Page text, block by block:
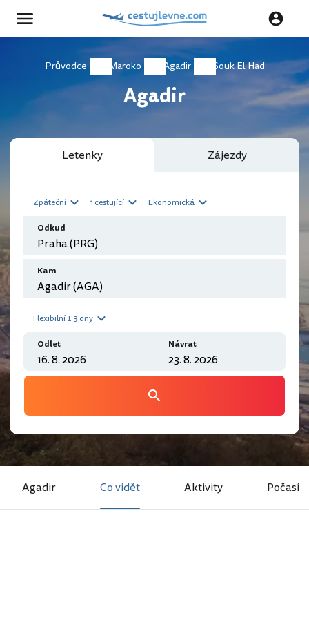
Průvodce Maroko Agadir Souk El Had
Agadir
Letenky Zájezdy
Zpáteční 1 cestující Ekonomická
Odkud
Kam
Flexibilní ± 3 dny
Odlet Návrat
Agadir Co vidět Aktivity Počasí